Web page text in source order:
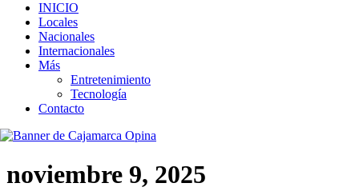
INICIO
Locales
Nacionales
Internacionales
Más
Entretenimiento
Tecnología
Contacto
noviembre 9, 2025